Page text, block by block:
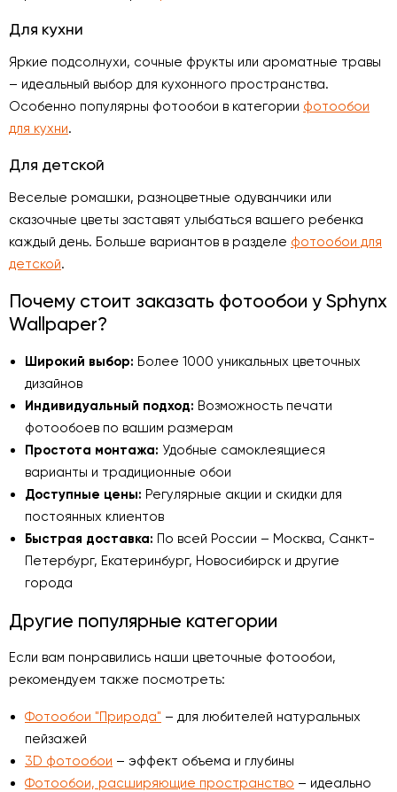
Для кухни
Яркие подсолнухи, сочные фрукты или ароматные травы
– идеальный выбор для кухонного пространства.
Особенно популярны фотообои в категории фотообои
для кухни.
Для детской
Веселые ромашки, разноцветные одуванчики или
сказочные цветы заставят улыбаться вашего ребенка
каждый день. Больше вариантов в разделе фотообои для
детской.
Почему стоит заказать фотообои у Sphynx
Wallpaper?
Широкий выбор: Более 1000 уникальных цветочных
дизайнов
Индивидуальный подход: Возможность печати
фотообоев по вашим размерам
Простота монтажа: Удобные самоклеящиеся
варианты и традиционные обои
Доступные цены: Регулярные акции и скидки для
постоянных клиентов
Быстрая доставка: По всей России – Москва, Санкт-
Петербург, Екатеринбург, Новосибирск и другие
города
Другие популярные категории
Если вам понравились наши цветочные фотообои,
рекомендуем также посмотреть:
Фотообои "Природа" – для любителей натуральных
пейзажей
3D фотообои – эффект объема и глубины
Фотообои, расширяющие пространство – идеально